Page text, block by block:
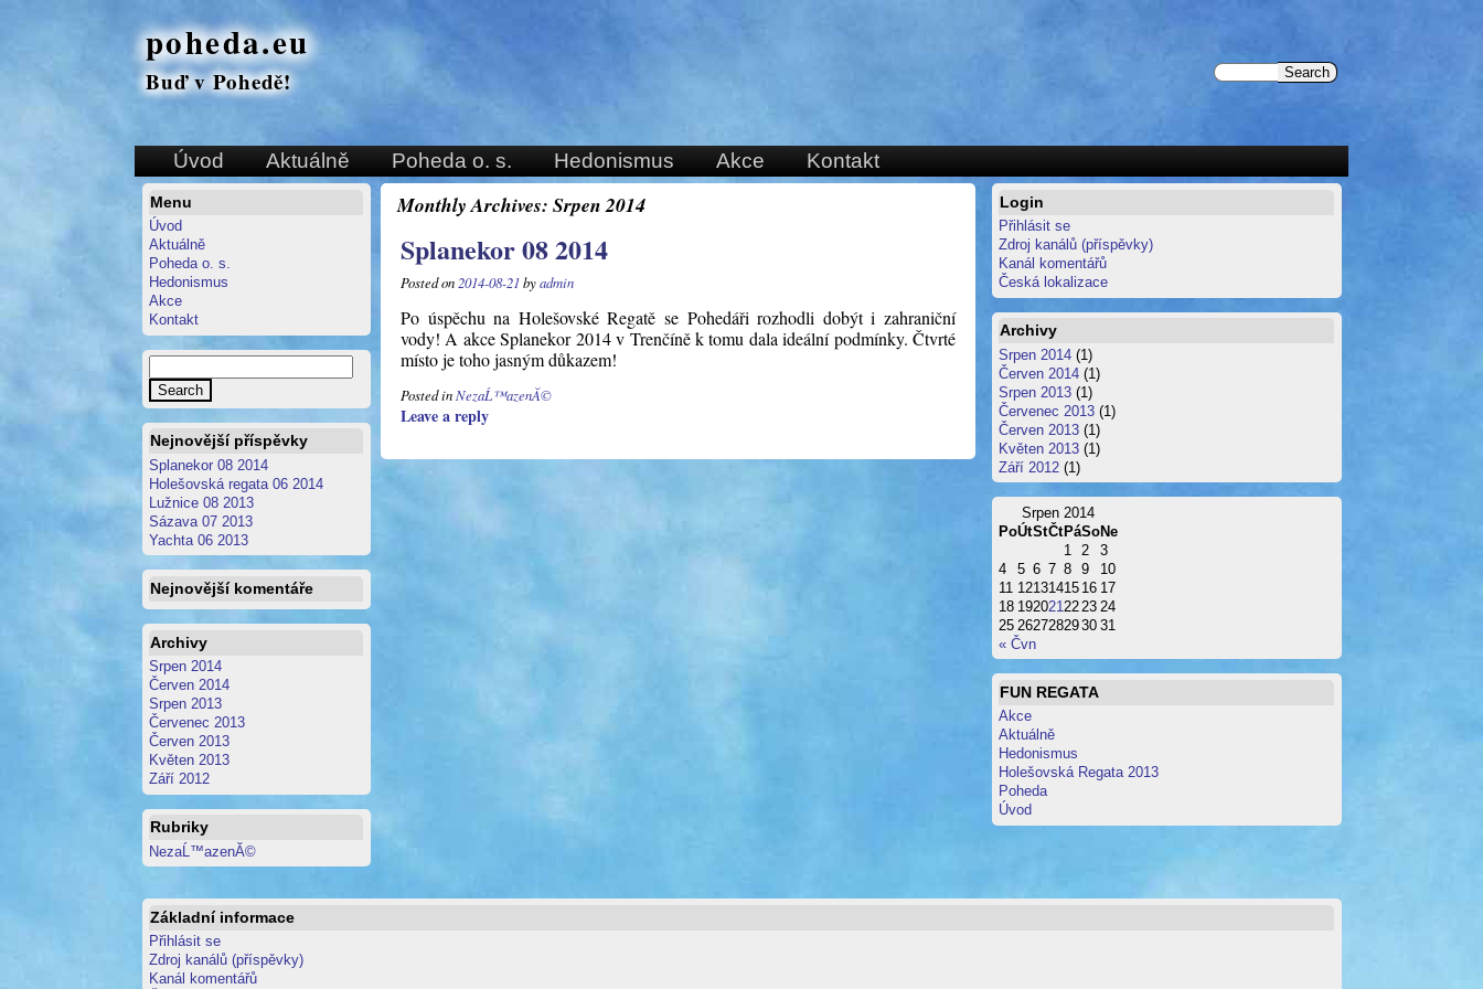
poheda.eu
Buď v Pohedě!
Úvod Aktuálně Poheda o. s. Hedonismus Akce Kontakt
Menu
Úvod
Aktuálně
Poheda o. s.
Hedonismus
Akce
Kontakt
Nejnovější příspěvky
Splanekor 08 2014
Holešovská regata 06 2014
Lužnice 08 2013
Sázava 07 2013
Yachta 06 2013
Nejnovější komentáře
Archivy
Srpen 2014
Červen 2014
Srpen 2013
Červenec 2013
Červen 2013
Květen 2013
Září 2012
Rubriky
NezaĹ™azenĂ©
Monthly Archives: Srpen 2014
Splanekor 08 2014
Posted on 2014-08-21byadmin
Po úspěchu na Holešovské Regatě se Pohedáři rozhodli dobýt i zahraniční
vody! A akce Splanekor 2014 v Trenčíně k tomu dala ideální podmínky. Čtvrté
místo je toho jasným důkazem!
Posted inNezaĹ™azenĂ©
Leave a reply
Login
Přihlásit se
Zdroj kanálů (příspěvky)
Kanál komentářů
Česká lokalizace
Archivy
Srpen 2014 (1)
Červen 2014 (1)
Srpen 2013 (1)
Červenec 2013 (1)
Červen 2013 (1)
Květen 2013 (1)
Září 2012 (1)
Srpen 2014
PoÚtStČt PáSoNe
1
2
3
4
5 6 7 8 9
10
11 12131415 16 17
18 192021 22 23 24
25 2627282930 31
« Čvn
FUN REGATA
Akce
Aktuálně
Hedonismus
Holešovská Regata 2013
Poheda
Úvod
Základní informace
Přihlásit se
Zdroj kanálů (příspěvky)
Kanál komentářů